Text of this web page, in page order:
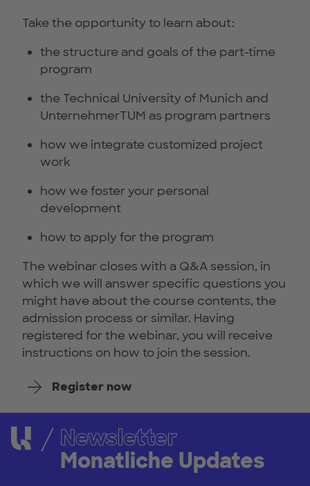
Take the opportunity to learn about:
the structure and goals of the part-time
program
the Technical University of Munich and
UnternehmerTUM as program partners
how we integrate customized project
work
how we foster your personal
development
how to apply for the program
The webinar closes with a Q&A session, in
which we will answer specific questions you
might have about the course contents, the
admission process or similar. Having
registered for the webinar, you will receive
instructions on how to join the session.
Register now
Newsletter
Monatliche Updates